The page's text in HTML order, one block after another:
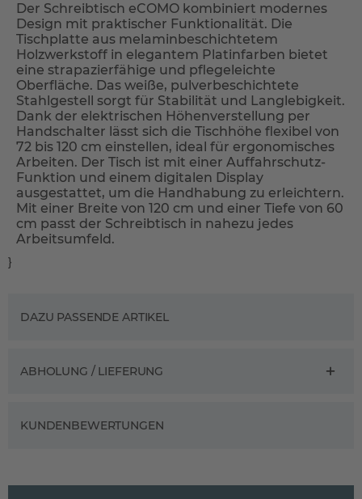
Der Schreibtisch eCOMO kombiniert modernes
Design mit praktischer Funktionalität. Die
Tischplatte aus melaminbeschichtetem
Holzwerkstoff in elegantem Platinfarben bietet
eine strapazierfähige und pflegeleichte
Oberfläche. Das weiße, pulverbeschichtete
Stahlgestell sorgt für Stabilität und Langlebigkeit.
Dank der elektrischen Höhenverstellung per
Handschalter lässt sich die Tischhöhe flexibel von
72 bis 120 cm einstellen, ideal für ergonomisches
Arbeiten. Der Tisch ist mit einer Auffahrschutz-
Funktion und einem digitalen Display
ausgestattet, um die Handhabung zu erleichtern.
Mit einer Breite von 120 cm und einer Tiefe von 60
cm passt der Schreibtisch in nahezu jedes
Arbeitsumfeld.
}
DAZU PASSENDE ARTIKEL
ABHOLUNG / LIEFERUNG
KUNDENBEWERTUNGEN